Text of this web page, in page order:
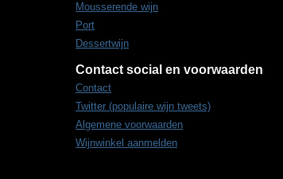
Mousserende wijn
Port
Dessertwijn
Contact social en voorwaarden
Contact
Twitter (populaire wijn tweets)
Algemene voorwaarden
Wijnwinkel aanmelden